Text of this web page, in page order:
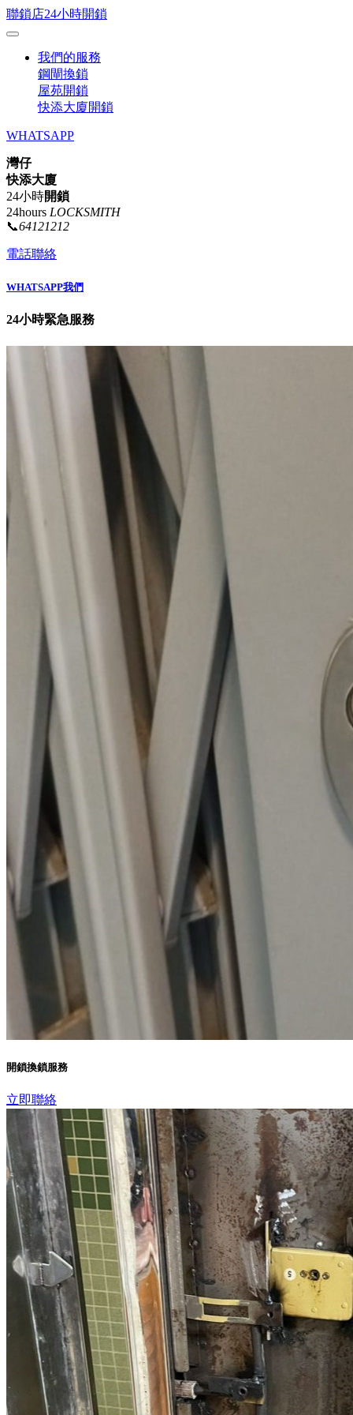
聯鎖店24小時開鎖
我們的服務
鋼閘換鎖
屋苑開鎖
快添大廈開鎖
WHATSAPP
灣仔
快添大廈
24小時開鎖
24hours LOCKSMITH
📞64121212
電話聯絡
WHATSAPP我們
24小時緊急服務
開鎖換鎖服務
立即聯絡